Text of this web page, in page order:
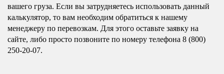
вашего груза. Если вы затрудняетесь использовать данный
калькулятор, то вам необходим обратиться к нашему
менеджеру по перевозкам. Для этого оставьте заявку на
сайте, либо просто позвоните по номеру телефона 8 (800)
250-20-07.